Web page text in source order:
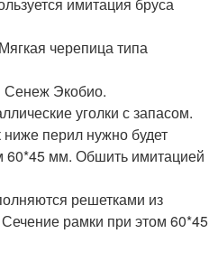
имитация бруса
черепица типа
Сенеж Экобио.
уголки с запасом.
перил нужно будет
60*45 мм. Обшить имитацией
решетками из
рамки при этом 60*45